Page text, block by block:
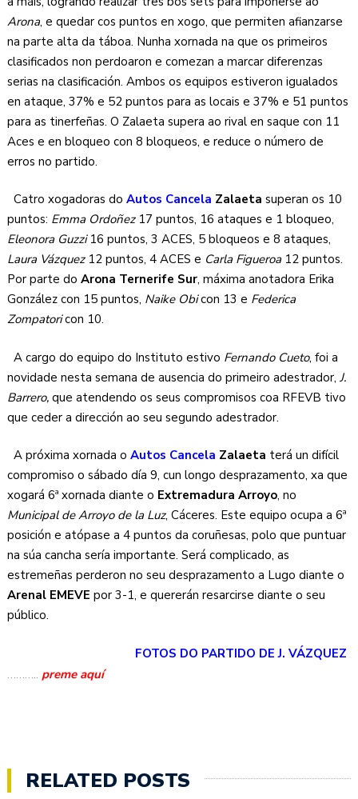
Arona, e quedar cos puntos en xogo, que permiten afianzarse
na parte alta da táboa. Nunha xornada na que os primeiros
clasificados non perdoaron e comezan a marcar diferenzas
serias na clasificación. Ambos os equipos estiveron igualados
en ataque, 37% e 52 puntos para as locais e 37% e 51 puntos
para as tinerfeñas. O Zalaeta supera ao rival en saque con 11
Aces e en bloqueo con 8 bloqueos, e reduce o número de
erros no partido.
Catro xogadoras doAutos Cancela Zalaeta superan os 10
puntos: Emma Ordoñez17 puntos, 16 ataques e 1 bloqueo,
Eleonora Guzzi16 puntos, 3 ACES, 5 bloqueos e 8 ataques,
Laura Vázquez12 puntos, 4 ACES e Carla Figueroa12 puntos.
Por parte doArona Ternerife Sur, máxima anotadora Erika
González con 15 puntos, Naike Obicon 13 e Federica
Zompatoricon 10.
A cargo do equipo do Instituto estivo Fernando Cueto, foi a
novidade nesta semana de ausencia do primeiro adestrador,J.
Barrero, que atendendo os seus compromisos coa RFEVB tivo
que ceder a dirección ao seu segundo adestrador.
A próxima xornada oAutos Cancela Zalaeta terá un difícil
compromiso o sábado día 9, cun longo desprazamento, xa que
xogará 6ª xornada diante o Extremadura Arroyo, no
Municipal de Arroyo de la Luz, Cáceres. Este equipo ocupa a 6ª
posición e atópase a 4 puntos da coruñesas, polo que puntuar
na súa cancha sería importante. Será complicado, as
estremeñas perderon no seu desprazamento a Lugo diante o
Arenal EMEVE por 3-1, e quererán resarcirse diante o seu
público.
FOTOS DO PARTIDO DE J. VÁZQUEZ
……….. preme aquí
RELATED POSTS